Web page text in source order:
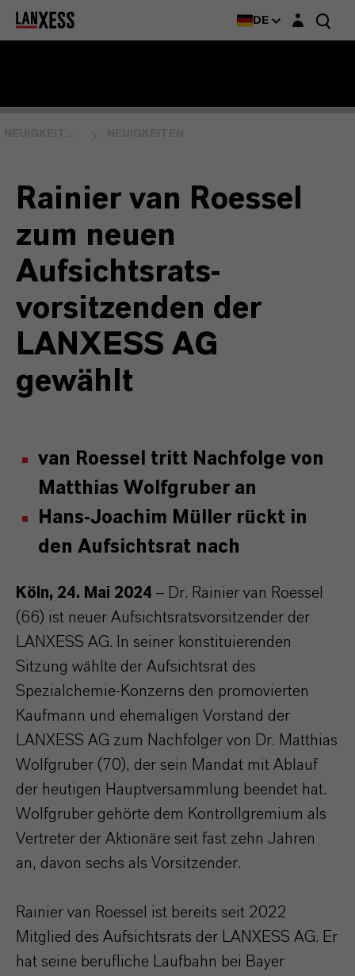
DE Login-Maske
Rainier van Roessel
zum neuen
Aufsichtsrats-
vorsitzenden der
LANXESS AG
gewählt
van Roessel tritt Nachfolge von
Matthias Wolfgruber an
Hans-Joachim Müller rückt in
den Aufsichtsrat nach
Köln, 24. Mai 2024 – Dr. Rainier van Roessel
(66) ist neuer Aufsichtsratsvorsitzender der
LANXESS AG. In seiner konstituierenden
Sitzung wählte der Aufsichtsrat des
Spezialchemie-Konzerns den promovierten
Kaufmann und ehemaligen Vorstand der
LANXESS AG zum Nachfolger von Dr. Matthias
Wolfgruber (70), der sein Mandat mit Ablauf
der heutigen Hauptversammlung beendet hat.
Wolfgruber gehörte dem Kontrollgremium als
Vertreter der Aktionäre seit fast zehn Jahren
an, davon sechs als Vorsitzender.
Rainier van Roessel ist bereits seit 2022
Mitglied des Aufsichtsrats der LANXESS AG. Er
hat seine berufliche Laufbahn bei Bayer